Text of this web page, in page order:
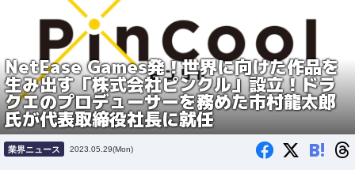
NetEase Games発！世界に向けた作品を
生み出す「株式会社ピンクル」設立！ドラ
クエのプロデューサーを務めた市村龍太郎
氏が代表取締役社長に就任
業界ニュース 2023.05.29(Mon) B!